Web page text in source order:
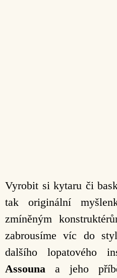
Vyrobit si kytaru či
tak originální
zmíněným
zabrousíme víc do
dalšího lopatového
Assouna a jeho